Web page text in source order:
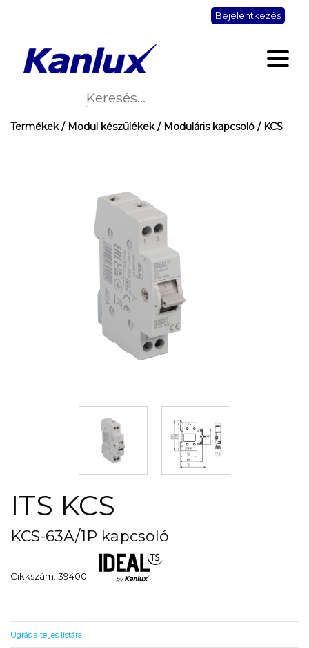
Bejelentkezés
Termékek/ Modul készülékek/ Moduláris kapcsoló / KCS
ITS KCS
KCS-63A/1P kapcsoló
Cikkszám: 39400
Ugrás a teljes listára